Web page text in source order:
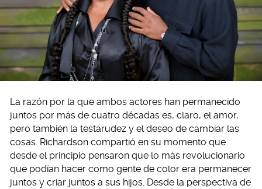
La razón por la que ambos actores han permanecido
juntos por más de cuatro décadas es, claro, el amor,
pero también la testarudez y el deseo de cambiar las
cosas. Richardson compartió en su momento que
desde el principio pensaron que lo más revolucionario
que podían hacer como gente de color era permanecer
juntos y criar juntos a sus hijos. Desde la perspectiva de